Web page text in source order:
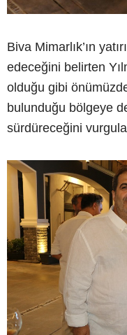
Biva Mimarlık’ın
edeceğini belirten
olduğu gibi
bulunduğu bölgeye
sürdüreceğini